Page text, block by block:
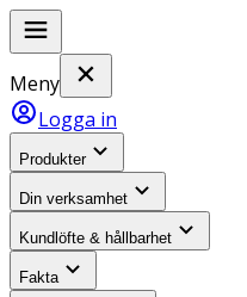
Meny
Logga in
Produkter
Din verksamhet
Kundlöfte & hållbarhet
Fakta